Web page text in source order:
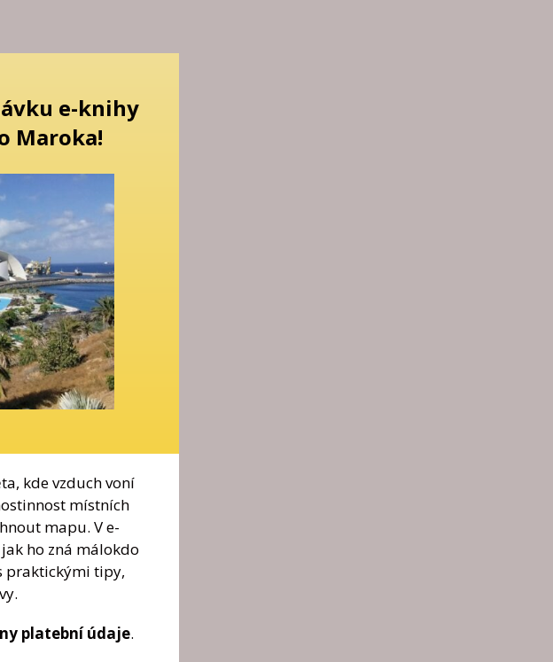
e-knihy
Maroka!
kde vzduch voní
místních
mapu. V e-
ho zná málokdo
praktickými tipy,
platební údaje.